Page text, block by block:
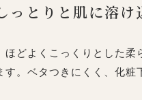
っとりと肌に溶け
どよくこっくりとした柔
す。ベタつきにくく、化粧